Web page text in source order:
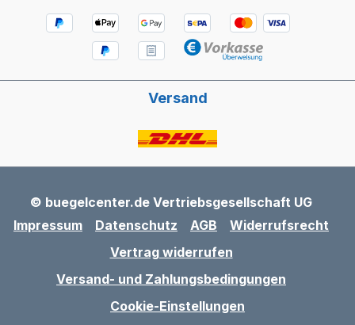
Versand
© buegelcenter.de Vertriebsgesellschaft UG
Impressum
Datenschutz AGB
Widerrufsrecht
Vertrag widerrufen
Versand- und Zahlungsbedingungen
Cookie-Einstellungen